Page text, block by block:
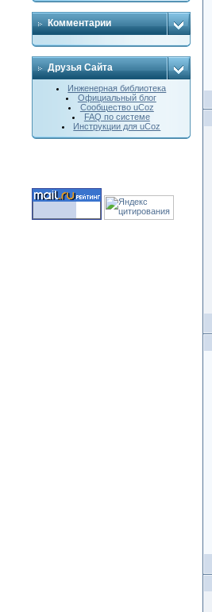
Комментарии
Друзья Сайта
Инженерная библиотека
Официальный блог
Сообщество uCoz
FAQ по системе
Инструкции для uCoz